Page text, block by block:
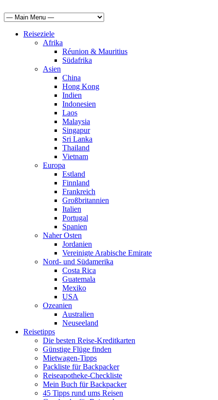
Reiseziele
Afrika
Réunion & Mauritius
Südafrika
Asien
China
Hong Kong
Indien
Indonesien
Laos
Malaysia
Singapur
Sri Lanka
Thailand
Vietnam
Europa
Estland
Finnland
Frankreich
Großbritannien
Italien
Portugal
Spanien
Naher Osten
Jordanien
Vereinigte Arabische Emirate
Nord- und Südamerika
Costa Rica
Guatemala
Mexiko
USA
Ozeanien
Australien
Neuseeland
Reisetipps
Die besten Reise-Kreditkarten
Günstige Flüge finden
Mietwagen-Tipps
Packliste für Backpacker
Reiseapotheke-Checkliste
Mein Buch für Backpacker
45 Tipps rund ums Reisen